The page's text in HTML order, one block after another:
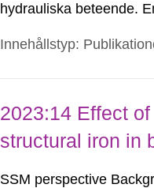
hydrauliska beteende.
befintliga
Innehållstyp:
2023:14 Effect
structural iron in
SSM perspective